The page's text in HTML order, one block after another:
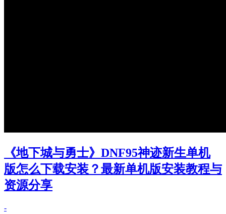
《地下城与勇士》DNF95神迹新生单机
版怎么下载安装？最新单机版安装教程与
资源分享
-